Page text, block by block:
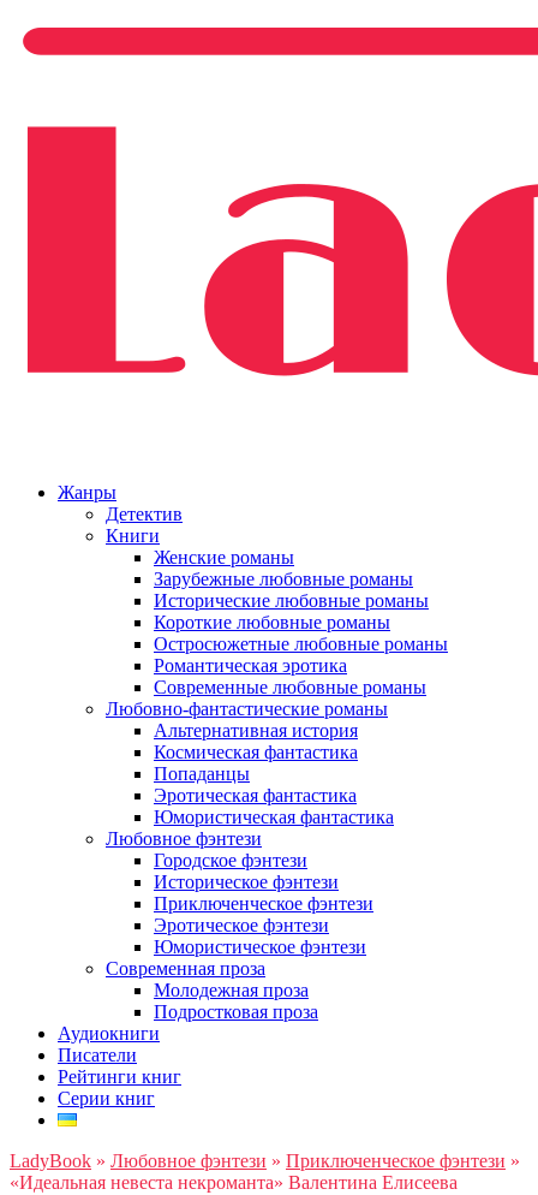
Жанры
Детектив
Книги
Женские романы
Зарубежные любовные романы
Исторические любовные романы
Короткие любовные романы
Остросюжетные любовные романы
Романтическая эротика
Современные любовные романы
Любовно-фантастические романы
Альтернативная история
Космическая фантастика
Попаданцы
Эротическая фантастика
Юмористическая фантастика
Любовное фэнтези
Городское фэнтези
Историческое фэнтези
Приключенческое фэнтези
Эротическое фэнтези
Юмористическое фэнтези
Современная проза
Молодежная проза
Подростковая проза
Аудиокниги
Писатели
Рейтинги книг
Серии книг
LadyBook » Любовное фэнтези » Приключенческое фэнтези »
«Идеальная невеста некроманта» Валентина Елисеева